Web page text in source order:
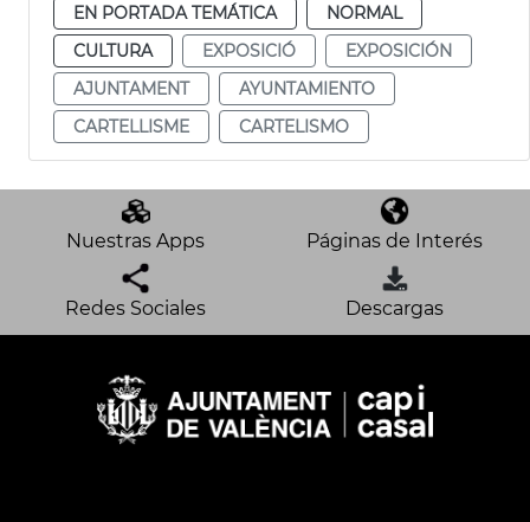
EN PORTADA TEMÁTICA
NORMAL
CULTURA
EXPOSICIÓ
EXPOSICIÓN
AJUNTAMENT
AYUNTAMIENTO
CARTELLISME
CARTELISMO
Nuestras Apps Páginas de Interés
Redes Sociales Descargas